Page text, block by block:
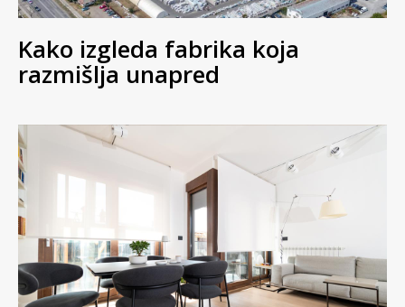
Kako izgleda fabrika koja
razmišlja unapred